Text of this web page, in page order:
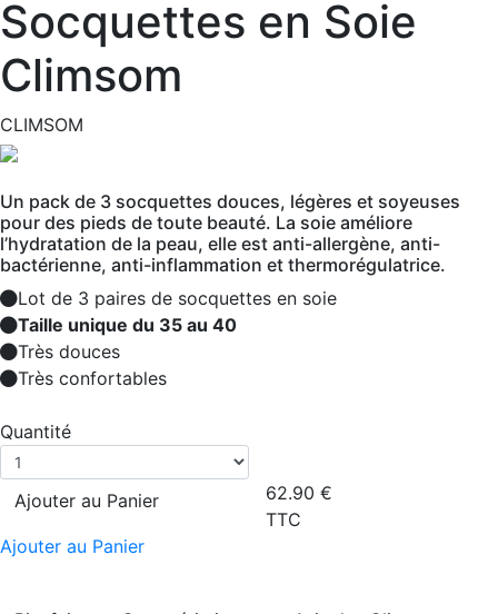
Socquettes en Soie
Climsom
CLIMSOM
Un pack de 3 socquettes douces, légères et soyeuses
pour des pieds de toute beauté. La soie améliore
l’hydratation de la peau, elle est anti-allergène, anti-
bactérienne, anti-inflammation et thermorégulatrice.
Lot de 3 paires de socquettes en soie
Taille unique du 35 au 40
Très douces
Très confortables
Quantité
Ajouter au Panier
Ajouter au Panier
62.90 €
TTC